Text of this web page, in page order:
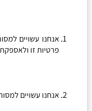
אנחנו עשויים
פרטיות זו
אנחנו עשויים